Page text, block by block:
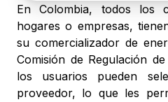
En Colombia, todos los
hogares o empresas,
su comercializador de
Comisión de Regulación
los usuarios pueden
proveedor, lo que les